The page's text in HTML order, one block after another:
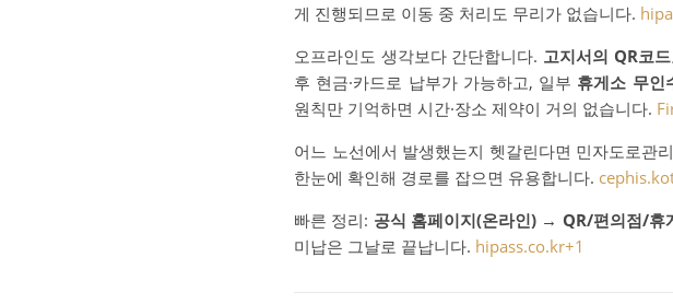
게 진행되므로 이동 중 처리도 무리가 없습니다.
오프라인도 생각보다 간단합니다. 고지서의 QR코드
후 현금·카드로 납부가 가능하고, 일부 휴게소 무인
원칙만 기억하면 시간·장소 제약이 거의 없습니다.
어느 노선에서 발생했는지 헷갈린다면 민자도로관
한눈에 확인해 경로를 잡으면 유용합니다.
빠른 정리: 공식 홈페이지(온라인) → QR/편의점/
미납은 그날로 끝납니다. hipass.co.kr+1